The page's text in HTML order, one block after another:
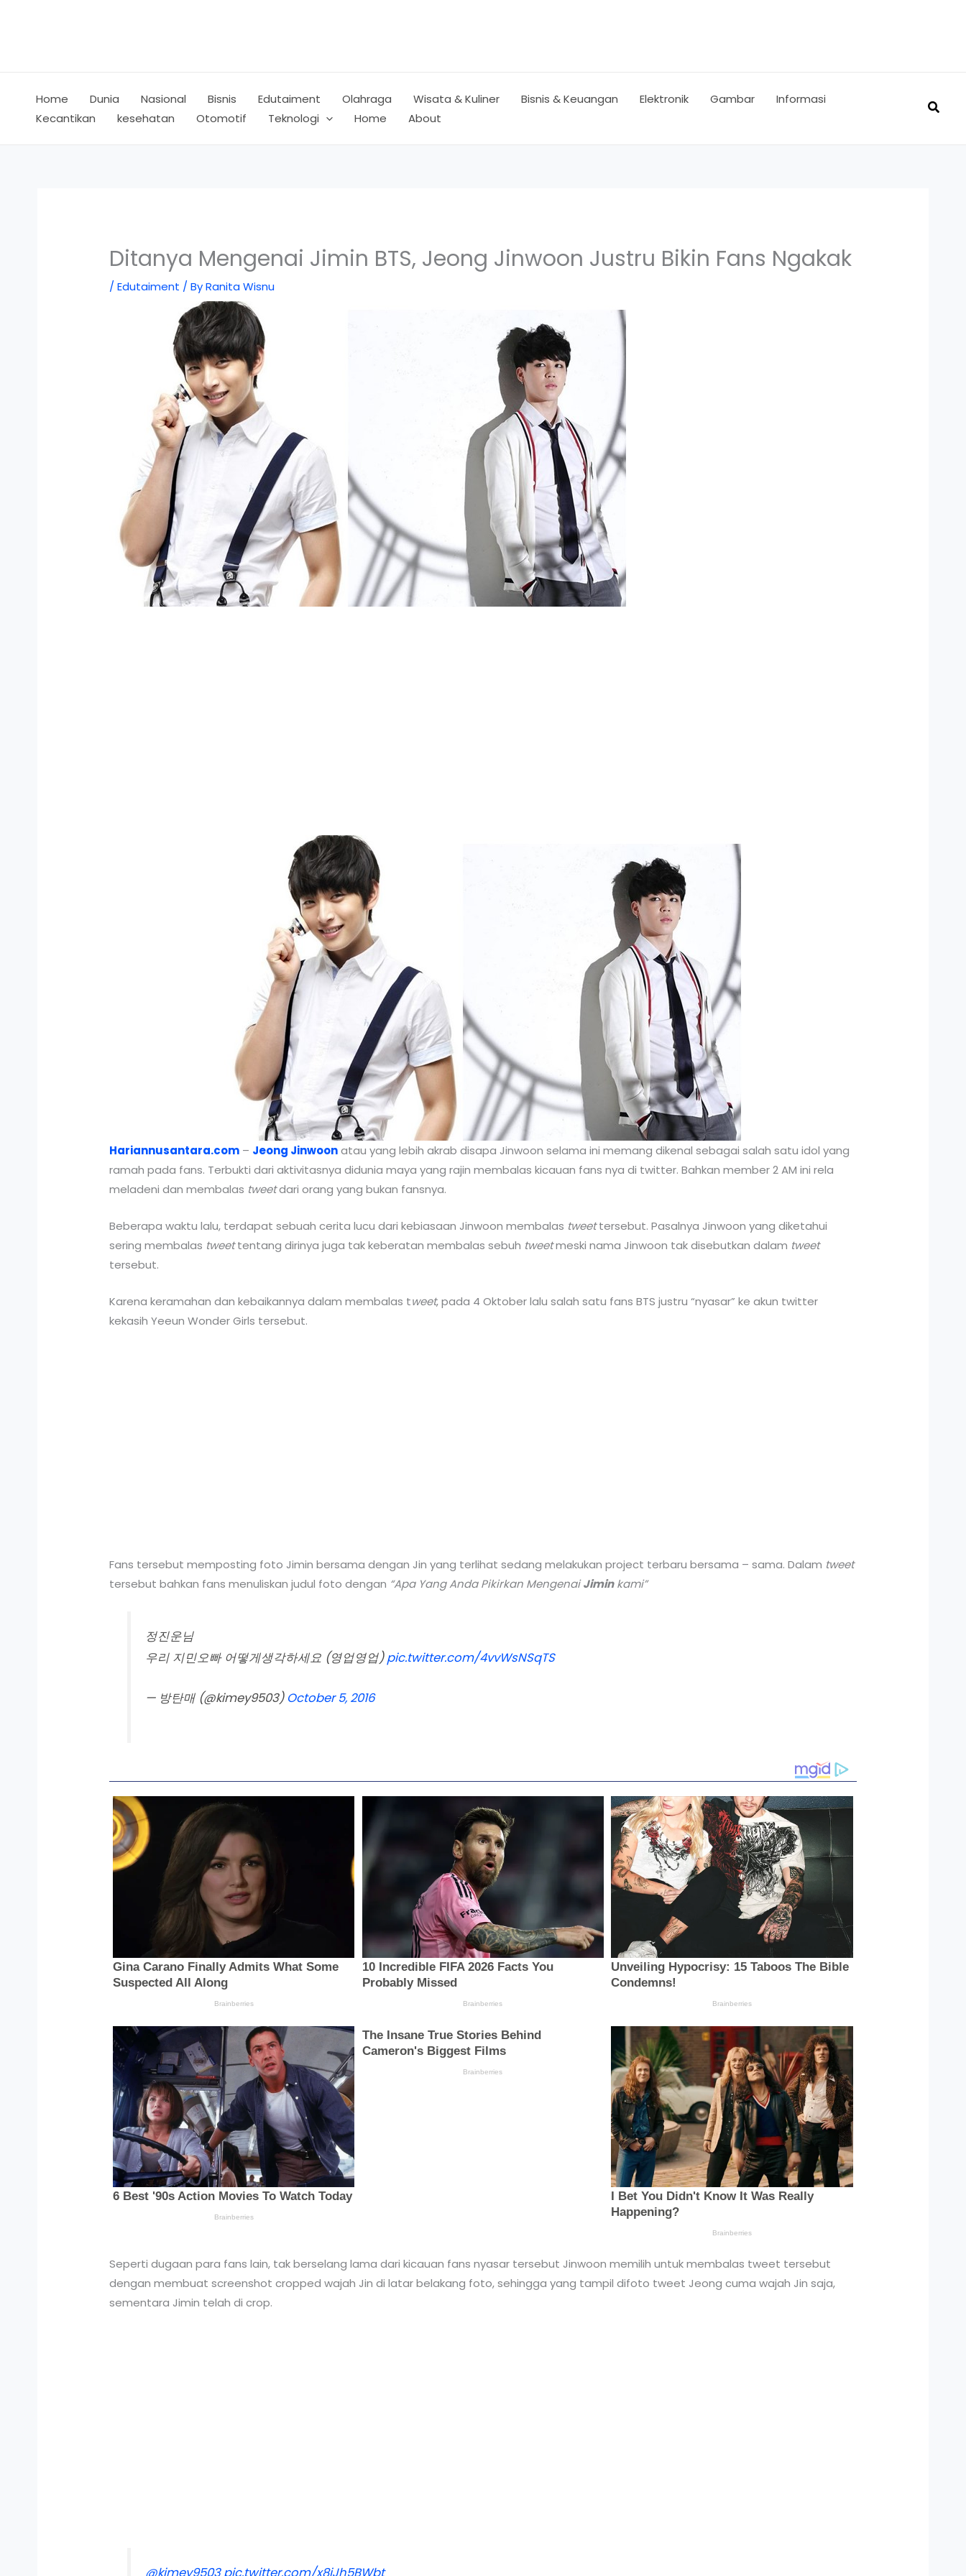
Home Dunia Nasional Bisnis Edutaiment Olahraga Wisata & Kuliner Bisnis & Keuangan Elektronik Gambar
Informasi
Kecantikan
kesehatan Otomotif Teknologi Home About
Ditanya Mengenai Jimin BTS, Jeong Jinwoon Justru Bikin Fans Ngakak
/Edutaiment / ByRanita Wisnu
Hariannusantara.com – Jeong Jinwoonatau yang lebih akrab disapa Jinwoon selama ini memang dikenal sebagai salah satu idol yang
ramah pada fans. Terbukti dari aktivitasnya didunia maya yang rajin membalas kicauan fans nya di twitter. Bahkan member 2 AM ini rela
meladeni dan membalas tweetdari orang yang bukan fansnya.
Beberapa waktu lalu, terdapat sebuah cerita lucu dari kebiasaan Jinwoon membalas tweettersebut. Pasalnya Jinwoon yang diketahui
sering membalas tweettentang dirinya juga tak keberatan membalas sebuh tweetmeski nama Jinwoon tak disebutkan dalam tweet
tersebut.
Karena keramahan dan kebaikannya dalam membalas tweet, pada 4 Oktober lalu salah satu fans BTS justru “nyasar” ke akun twitter
kekasih Yeeun Wonder Girls tersebut.
Fans tersebut memposting foto Jimin bersama dengan Jin yang terlihat sedang melakukan project terbaru bersama – sama. Dalam tweet
tersebut bahkan fans menuliskan judul foto dengan “Apa Yang Anda Pikirkan MengenaiJiminkami”
정진운님
우리 지민오빠 어떻게생각하세요 (영업영업)pic.twitter.com/4vvWsNSqTS
— 방탄매 (@kimey9503) October 5, 2016
Seperti dugaan para fans lain, tak berselang lama dari kicauan fans nyasar tersebut Jinwoon memilih untuk membalas tweet tersebut
dengan membuat screenshot cropped wajah Jin di latar belakang foto, sehingga yang tampil difoto tweet Jeong cuma wajah Jin saja,
sementara Jimin telah di crop.